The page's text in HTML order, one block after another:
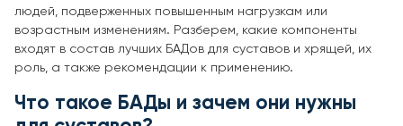
людей, подверженных повышенным нагрузкам или
возрастным изменениям. Разберем, какие компоненты
входят в состав лучших БАДов для суставов и хрящей, их
роль, а также рекомендации к применению.
Что такое БАДы и зачем они нужны